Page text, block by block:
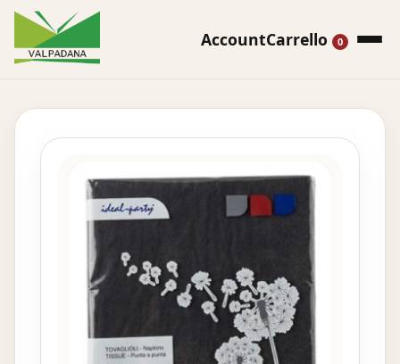
AccountCarrello 0